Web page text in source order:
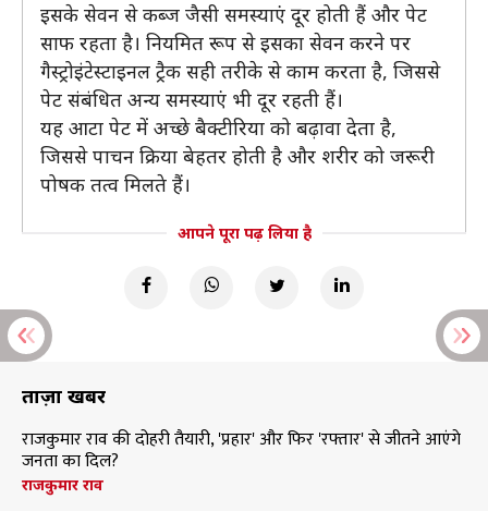
इसके सेवन से कब्ज जैसी समस्याएं दूर होती हैं और पेट
साफ रहता है। नियमित रूप से इसका सेवन करने पर
गैस्ट्रोइंटेस्टाइनल ट्रैक सही तरीके से काम करता है, जिससे
पेट संबंधित अन्य समस्याएं भी दूर रहती हैं।
यह आटा पेट में अच्छे बैक्टीरिया को बढ़ावा देता है,
जिससे पाचन क्रिया बेहतर होती है और शरीर को जरूरी
पोषक तत्व मिलते हैं।
आपने पूरा पढ़ लिया है
ताज़ा खबरें
राजकुमार राव की दोहरी तैयारी, 'प्रहार' और फिर 'रफ्तार' से जीतने आएंगे
जनता का दिल?
राजकुमार राव